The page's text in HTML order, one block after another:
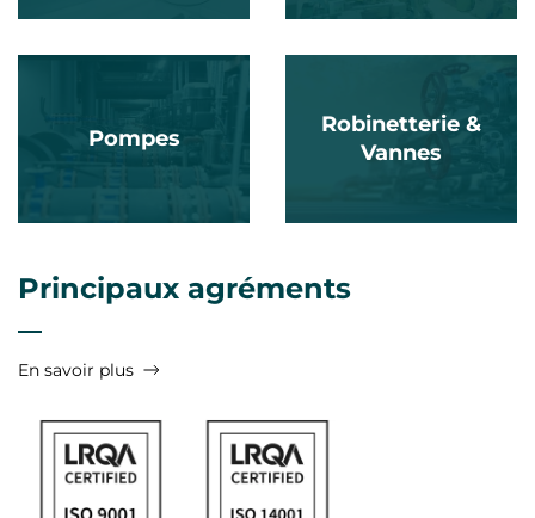
Pompes
Robinetterie &
Vannes
Principaux agréments
En savoir plus